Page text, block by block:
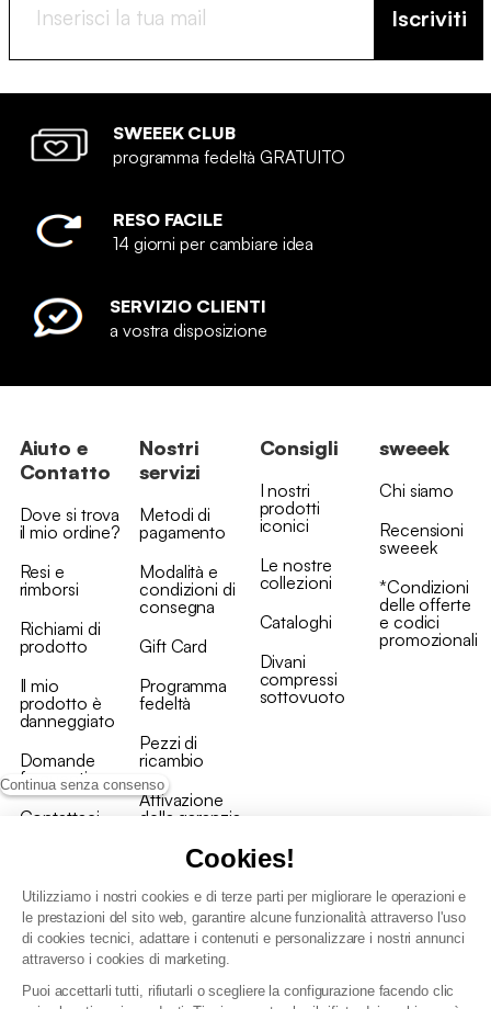
Continua senza consenso
Cookies!
Utilizziamo i nostri cookies e di terze parti per migliorare le operazioni e
le prestazioni del sito web, garantire alcune funzionalità attraverso l'uso
di cookies tecnici, adattare i contenuti e personalizzare i nostri annunci
attraverso i cookies di marketing.
Puoi accettarli tutti, rifiutarli o scegliere la configurazione facendo clic
Iscriviti
SWEEEK CLUB
programma fedeltà GRATUITO
RESO FACILE
14 giorni per cambiare idea
SERVIZIO CLIENTI
a vostra disposizione
Aiuto e
Contatto
Dove si trova
il mio ordine?
Resi e
rimborsi
Richiami di
prodotto
Il mio
prodotto è
danneggiato
Domande
frequenti
Contattaci
Nostri
servizi
Metodi di
pagamento
Modalità e
condizioni di
consegna
Gift Card
Programma
fedeltà
Pezzi di
ricambio
Attivazione
della garanzia
Consigli
I nostri
prodotti
iconici
Le nostre
collezioni
Cataloghi
Divani
compressi
sottovuoto
sweeek
Chi siamo
Recensioni
sweeek
*Condizioni
delle offerte
e codici
promozionali
Condizioni generali vendita
Politica di gestione dei dati personali e dei cookie